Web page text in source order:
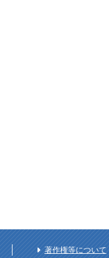
著作権等について